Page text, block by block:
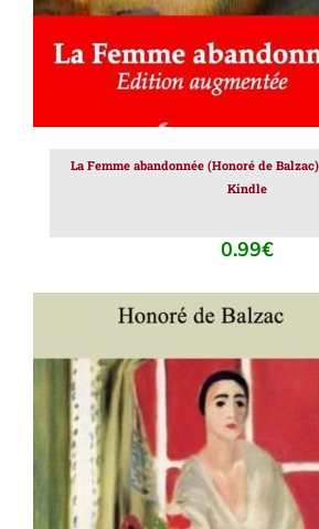
La Femme abandonnée (Honoré de
Kindle
0.99€
AJOUTER AU PANIER / DÉTAILS